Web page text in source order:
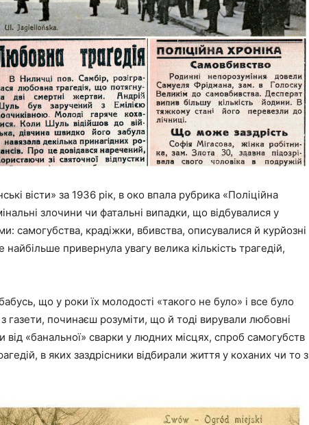
вісти» за 1936 рік, в око впала рубрика «Поліційна
злочини чи фатальні випадки, що відбувалися у
самогубства, крадіжки, вбивства, описувалися й курйозні
привернула увагу велика кількість трагедій,
що у роки їх молодості «такого не було» і все було
газети, починаєш розуміти, що й тоді вирували любовні
«банальної» сварки у людних місцях, спроб самогубств
в яких заздрісники відбирали життя у коханих чи то з